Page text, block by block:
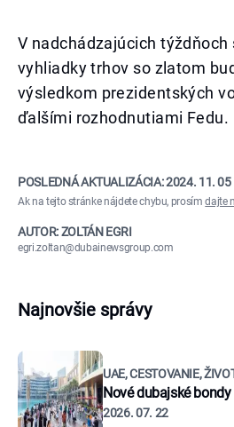
V nadchádzajúcich týždňoch
vyhliadky trhov so zlatom
výsledkom prezidentských
ďalšími rozhodnutiami Fedu.
POSLEDNÁ AKTUALIZÁCIA:2024. 11. 05
Ak na tejto stránke nájdete chybu, prosímdajte
AUTOR: ZOLTÁN EGRI
egri.zoltan@dubainewsgroup.com
Najnovšie správy
UAE, CESTOVANIE,
Nové dubajské
2026. 07. 22